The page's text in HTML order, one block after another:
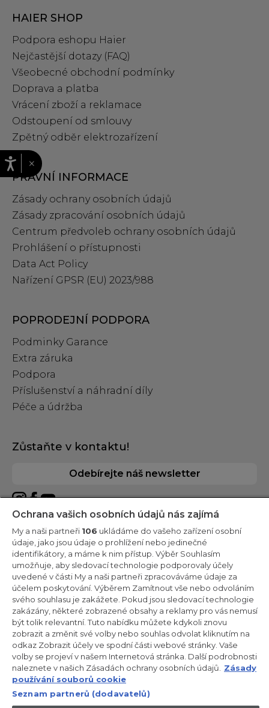
HAIER SHOP
Podpora eshopu Haier
Nejčastější dotazy (FAQ)
Všeobecné obchodní podmínky
Doprava a platba
Vrácení zboží a reklamace
Odstoupení od smlouvy
Zpětný odběr elektrozařízení
PRÁVNÍ INFORMACE
Zásady ochrany osobních údajů
Zásady zpracování osobních údajů
Centrum předvoleb ochrany osobních údajů
Prohlášení o přístupnosti
Data Act Policy
Nařízení GPSR (EU) 2023/988
POPRODEJNÍ PODPORA
Podminky Garance
Extra záruka
Podpora
Příslušenství a náhradní díly
Péče a údržba
Zůstaňte v kontaktu!
Odebírejte náš newsletter
CANDY HOOVER GROUP S.r.I. - Jediný akcionář - SÍDLO
SPOLEČNOSTI: Via Comolli, 57 - 20861 Brugherio (Monza Brianza) -
Itálie - ADMINISTRATIVNÍ KANCELÁŘE: Via Privata Eden Fumagalli
snc - 20861 Brugherio (Monza Brianza) a Via Trento č. 20/A-22 -
20871 Vimercate (Monza Brianza) - Itálie - Tel.: +39.039.2086.1 -
Fax: +39.039.2086.237 - Základní kapitál 35 000 000,00 € plně
splacený - IČ a číslo zápisu v obchodním rejstříku Milán-Monza-
Brianza-Lodi 04666310158 - DIČ 00786860965 - Číslo REA
(Ekonomicko-správní rejstřík): MB-1033934 - Autorizace IT AEOF
211870 - Společnost podléhající řídicím a koordinačním činnostem
společnosti Candy S.p.A.
CZ / Česká republika
×
Ochrana vašich osobních údajů nás zajímá
My a naši partneři 106 ukládáme do vašeho zařízení osobní
údaje, jako jsou údaje o prohlížení nebo jedinečné
identifikátory, a máme k nim přístup. Výběr Souhlasím
umožňuje, aby sledovací technologie podporovaly účely
uvedené v části My a naši partneři zpracováváme údaje za
účelem poskytování. Výběrem Zamítnout vše nebo odvoláním
svého souhlasu je zakážete. Pokud jsou sledovací technologie
zakázány, některé zobrazené obsahy a reklamy pro vás nemusí
být tolik relevantní. Tuto nabídku můžete kdykoli znovu
zobrazit a změnit své volby nebo souhlas odvolat kliknutím na
odkaz Zobrazit účely ve spodní části webové stránky. Vaše
volby se projeví v našem Internetová stránka. Další podrobnosti
naleznete v našich Zásadách ochrany osobních údajů.
Zásady
používání souborů cookie
Seznam partnerů (dodavatelů)